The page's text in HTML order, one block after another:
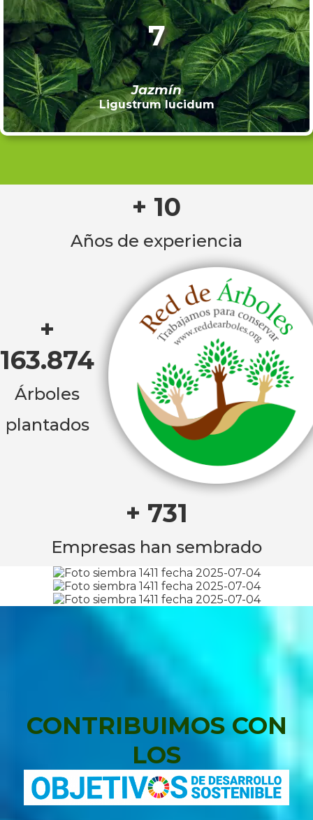
7
Jazmín
Ligustrum lucidum
+ 10
Años de experiencia
+
163.874
Árboles
plantados
+ 731
Empresas han sembrado
CONTRIBUIMOS CON
LOS